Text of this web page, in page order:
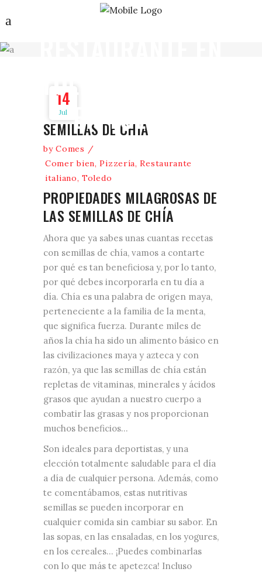
EN TOLEDO -
TOLEDO - COMER
EN TOLEDO
14
Jul
SEMILLAS DE CHIA
byComes
Comer bien,Pizzería,Restaurante
italiano,Toledo
PROPIEDADES MILAGROSAS DE
LAS SEMILLAS DE CHÍA
Ahora que ya sabes unas cuantas recetas
con semillas de chía, vamos a contarte
por qué es tan beneficiosa y, por lo tanto,
por qué debes incorporarla en tu día a
día. Chía es una palabra de origen maya,
perteneciente a la familia de la menta,
que significa fuerza. Durante miles de
años la chía ha sido un alimento básico en
las civilizaciones maya y azteca y con
razón, ya que las semillas de chía están
repletas de vitaminas, minerales y ácidos
grasos que ayudan a nuestro cuerpo a
combatir las grasas y nos proporcionan
muchos beneficios…
Son ideales para deportistas, y una
elección totalmente saludable para el día
a día de cualquier persona. Además, como
te comentábamos, estas nutritivas
semillas se pueden incorporar en
cualquier comida sin cambiar su sabor. En
las sopas, en las ensaladas, en los yogures,
en los cereales… ¡Puedes combinarlas
con lo que más te apetezca! Incluso